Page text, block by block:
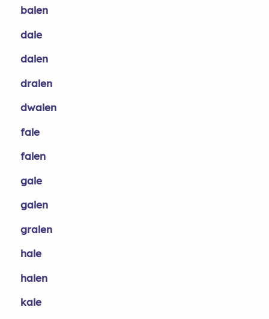
balen
dale
dalen
dralen
dwalen
fale
falen
gale
galen
gralen
hale
halen
kale